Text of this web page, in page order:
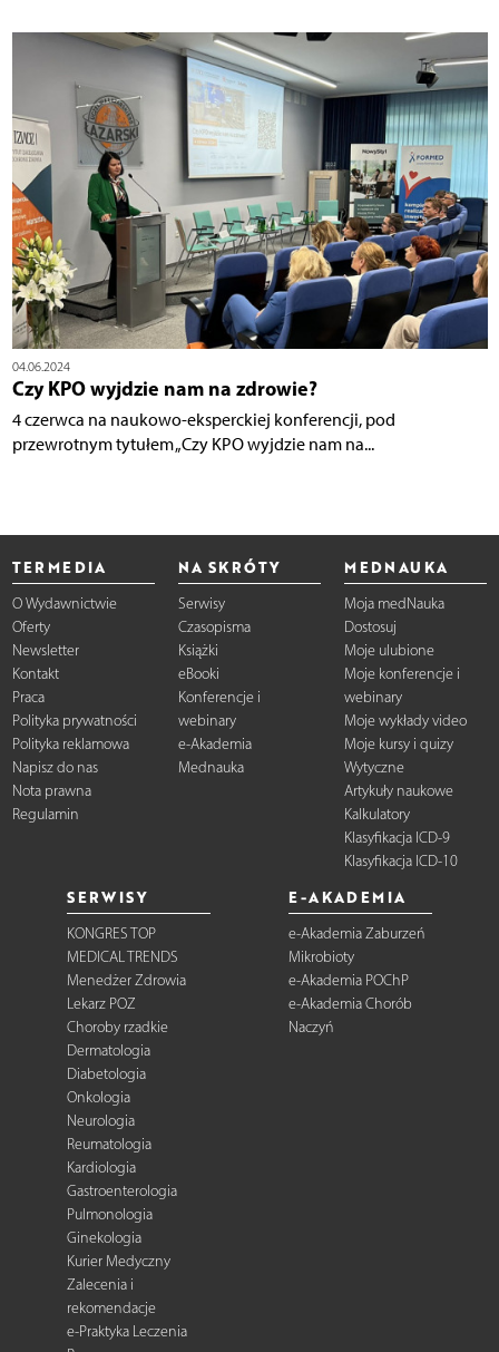
04.06.2024
Czy KPO wyjdzie nam na zdrowie?
4 czerwca na naukowo-eksperckiej konferencji, pod
przewrotnym tytułem „Czy KPO wyjdzie nam na...
TERMEDIA
O Wydawnictwie
Oferty
Newsletter
Kontakt
Praca
Polityka prywatności
Polityka reklamowa
Napisz do nas
Nota prawna
Regulamin
NA SKRÓTY
Serwisy
Czasopisma
Książki
eBooki
Konferencje i
webinary
e-Akademia
Mednauka
MEDNAUKA
Moja medNauka
Dostosuj
Moje ulubione
Moje konferencje i
webinary
Moje wykłady video
Moje kursy i quizy
Wytyczne
Artykuły naukowe
Kalkulatory
Klasyfikacja ICD-9
Klasyfikacja ICD-10
SERWISY
KONGRES TOP
MEDICAL TRENDS
Menedżer Zdrowia
Lekarz POZ
Choroby rzadkie
Dermatologia
Diabetologia
Onkologia
Neurologia
Reumatologia
Kardiologia
Gastroenterologia
Pulmonologia
Ginekologia
Kurier Medyczny
Zalecenia i
rekomendacje
e-Praktyka Leczenia
E-AKADEMIA
e-Akademia Zaburzeń
Mikrobioty
e-Akademia POChP
e-Akademia Chorób
Naczyń